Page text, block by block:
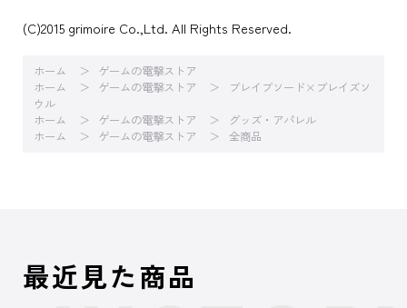
(C)2015 grimoire Co.,Ltd. All Rights Reserved.
ホーム
ゲームの電撃ストア
ホーム
ゲームの電撃ストア
ブレイブソード×ブレイズソ
ウル
ホーム
ゲームの電撃ストア
グッズ・アパレル
ホーム
ゲームの電撃ストア 全商品
最近見た商品